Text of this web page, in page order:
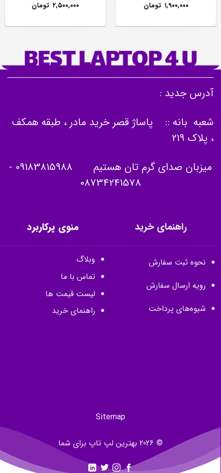
۱,۹۰۰,۰۰۰ تومان ۲,۵۰۰,۰۰۰ تومان
آدرس جدید :
شعبه بانه :: پاساژ قصر خرید مادر ، طبقه همکف
، پلاک 219
میزبان صدای گرم تان هستیم 09183815988
-
08734241578
راهنمای خرید
نحوه ثبت سفارش
رویه ارسال سفارش
شیوه‌های پرداخت
منوی پرکاربرد
وبلاگ
تماس با ما
لیست قیمت ها
راهنمای خرید
Sitemap
© 2026 بهترین لپ تاپ برای شما